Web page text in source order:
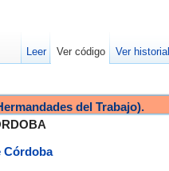
del Trabajo).
Córdoba
Leer Ver código Ver historial